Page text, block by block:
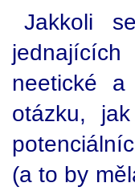
Jakkoli
neetické
otázku,
(a to by